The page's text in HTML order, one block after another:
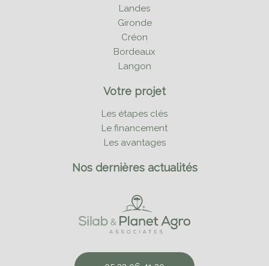
Landes
Gironde
Créon
Bordeaux
Langon
Votre projet
Les étapes clés
Le financement
Les avantages
Nos dernières actualités